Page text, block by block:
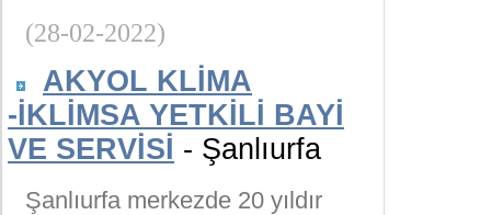
(28-02-2022)
AKYOL KLİMA
-İKLİMSA YETKİLİ BAYİ
VE SERVİSİ - Şanlıurfa
Şanlıurfa merkezde 20 yıldır